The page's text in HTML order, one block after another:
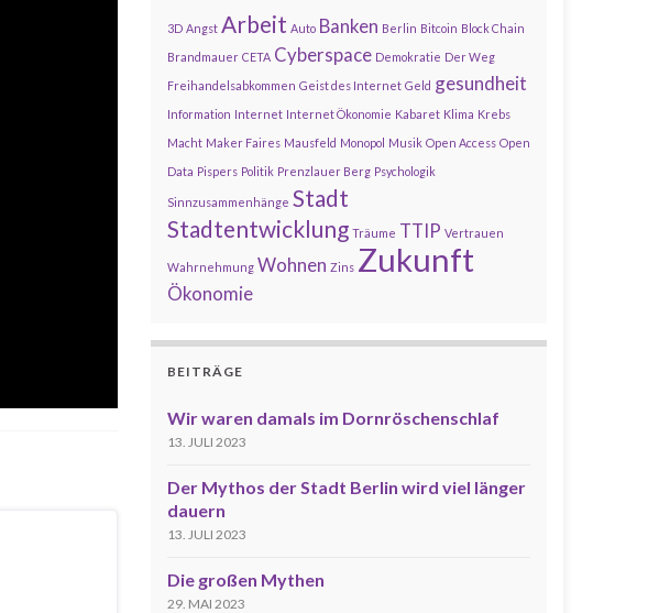
3D Angst Arbeit Auto Banken Berlin Bitcoin Block Chain
Brandmauer CETA Cyberspace Demokratie Der Weg
Freihandelsabkommen Geist des Internet Geld gesundheit
Information Internet Internet Ökonomie Kabaret Klima Krebs
Macht Maker Faires Mausfeld Monopol Musik Open Access Open
Data Pispers Politik Prenzlauer Berg Psychologik
Sinnzusammenhänge Stadt
Stadtentwicklung Träume TTIP Vertrauen
Wahrnehmung Wohnen Zins Zukunft
Ökonomie
BEITRÄGE
Wir waren damals im Dornröschenschlaf
13. JULI 2023
Der Mythos der Stadt Berlin wird viel länger
dauern
13. JULI 2023
Die großen Mythen
29. MAI 2023